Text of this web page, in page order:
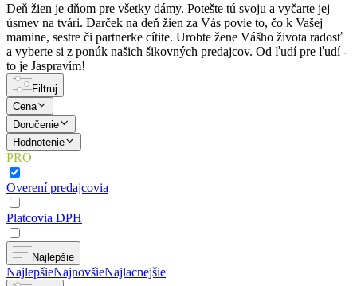
Deň žien je dňom pre všetky dámy. Potešte tú svoju a vyčarte jej
úsmev na tvári. Darček na deň žien za Vás povie to, čo k Vašej
mamine, sestre či partnerke cítite. Urobte žene Vášho života radosť
a vyberte si z ponúk našich šikovných predajcov. Od ľudí pre ľudí -
to je Jaspravím!
Filtruj
Cena
Doručenie
Hodnotenie
PRO
Overení predajcovia
Platcovia DPH
Najlepšie
NajlepšieNajnovšieNajlacnejšie